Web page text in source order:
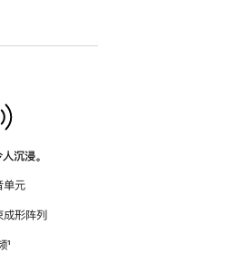
沉浸。
单元
成形阵列
脚
¹